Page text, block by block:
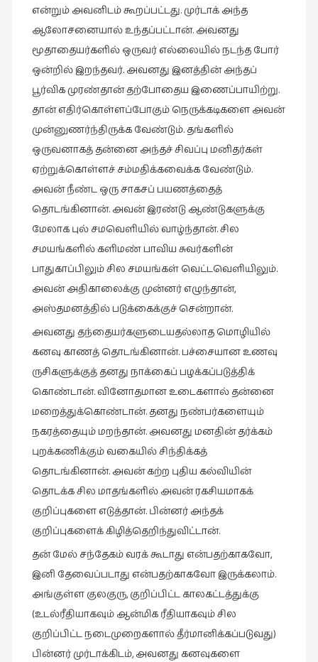
கவிதை
காந்தியின்
நிழலில்
காமிக்ஸ்
காலைக்
குறிப்புகள்
குறுங்கதை
குறும்படம்
குற்றமுகங்கள்
சிறிய
உண்மைகள்
சிறுகதை
சினிமா
சுழலும்
பார்வைகள்
தனிமை
கொண்டவர்கள்
திரை
எழுத்து
என்றும்அவனிடம்கூறப்பட்டது.முர்டாக்அந்த
ஆலோசனையால்உந்தப்பட்டான்.அவனது
மூதாதையர்களில்ஒருவர்எல்லையில்நடந்தபோர்
ஒன்றில்இறந்தவர்.அவனது இனத்தின்அந்தப்
பூர்விகமுரண்தான்தற்போதைய இணைப்பாயிற்று.
தான்எதிர்கொள்ளப்போகும்நெருக்கடிகளைஅவன்
முன்னுணர்ந்திருக்கவேண்டும்.தங்களில்
ஒருவனாகத்தன்னைஅந்தச்சிவப்புமனிதர்கள்
ஏற்றுக்கொள்ளச்சம்மதிக்கவைக்கவேண்டும்.
அவன்நீண்டஒருசாகசப்பயணத்தைத்
தொடங்கினான்.அவன்இரண்டுஆண்டுகளுக்கு
மேலாகபுல்சமவெளியில்வாழ்ந்தான்.சில
சமயங்களில்களிமண்பாவியசுவர்களின்
பாதுகாப்பிலும்சில சமயங்கள்வெட்டவெளியிலும்.
அவன்அதிகாலைக்குமுன்னர்எழுந்தான்,
அஸ்தமனத்தில்படுக்கைக்குச்சென்றான்.
அவனது தந்தையர்களுடையதல்லாதமொழியில்
கனவு காணத்தொடங்கினான்.பச்சையானஉணவு
ருசிகளுக்குத்தனதுநாக்கைப்பழக்கப்படுத்திக்
கொண்டான்.வினோதமானஉடைகளால்தன்னை
மறைத்துக்கொண்டான்.தனதுநண்பர்களையும்
நகரத்தையும்மறந்தான்.அவனதுமனதின்தர்க்கம்
புறக்கணிக்கும்வகையில்சிந்திக்கத்
தொடங்கினான்.அவன்கற்ற புதிய கல்வியின்
தொடக்கசிலமாதங்களில்அவன்ரகசியமாகக்
குறிப்புகளைஎடுத்தான்.பின்னர்அந்தக்
குறிப்புகளைக்கிழித்தெறிந்துவிட்டான்.
தன்மேல்சந்தேகம்வரக்கூடாதுஎன்பதற்காகவோ,
இனி தேவைப்படாதுஎன்பதற்காகவோஇருக்கலாம்.
அங்குள்ளகுலகுரு,குறிப்பிட்டகாலகட்டத்துக்கு
(உடல்ரீதியாகவும்ஆன்மிகரீதியாகவும்சில
குறிப்பிட்டநடைமுறைகளால்தீர்மானிக்கப்படுவது)
பின்னர்முர்டாக்கிடம்,அவனது கனவுகளை